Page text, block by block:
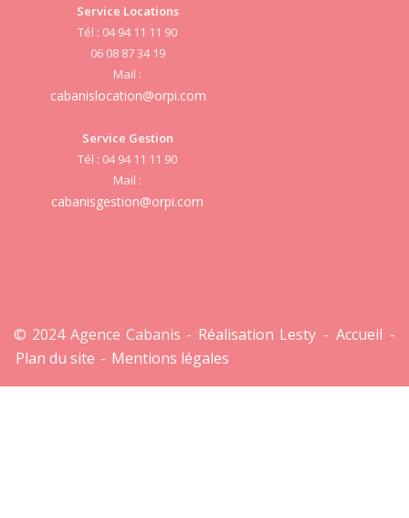
Service Locations
Tél : 04 94 11 11 90
06 08 87 34 19
Mail :
cabanislocation@orpi.com
Service Gestion
Tél : 04 94 11 11 90
Mail :
cabanisgestion@orpi.com
© 2024 Agence Cabanis - Réalisation Lesty - Accueil -
Plan du site - Mentions légales